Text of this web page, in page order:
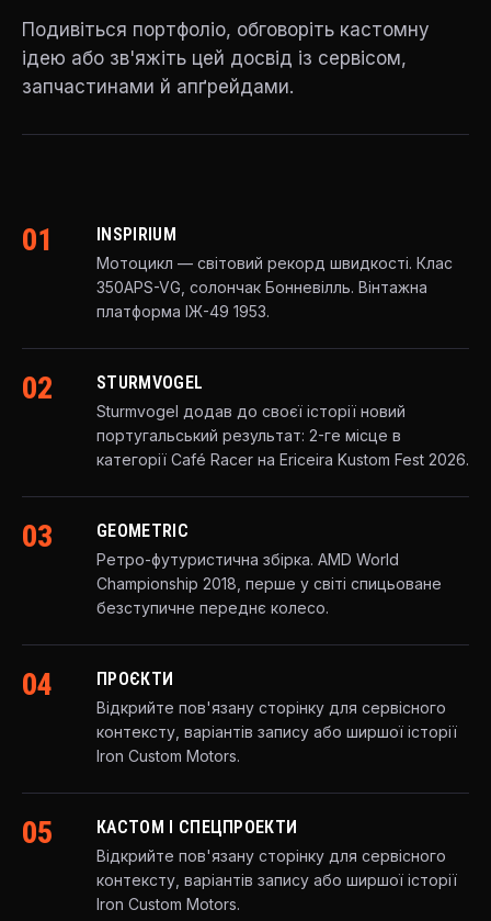
Подивіться портфоліо, обговоріть кастомну
ідею або зв'яжіть цей досвід із сервісом,
запчастинами й апґрейдами.
01 INSPIRIUM
Мотоцикл — світовий рекорд швидкості. Клас
350APS-VG, солончак Бонневілль. Вінтажна
платформа ІЖ-49 1953.
02 STURMVOGEL
Sturmvogel додав до своєї історії новий
португальський результат: 2-ге місце в
категорії Café Racer на Ericeira Kustom Fest 2026.
03 GEOMETRIC
Ретро-футуристична збірка. AMD World
Championship 2018, перше у світі спицьоване
безступичне переднє колесо.
04 ПРОЄКТИ
Відкрийте пов'язану сторінку для сервісного
контексту, варіантів запису або ширшої історії
Iron Custom Motors.
05 КАСТОМ І СПЕЦПРОЕКТИ
Відкрийте пов'язану сторінку для сервісного
контексту, варіантів запису або ширшої історії
Iron Custom Motors.